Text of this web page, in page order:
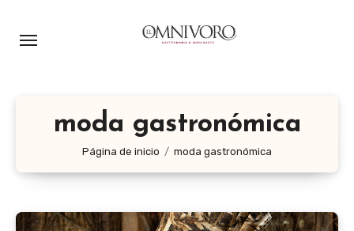
moda gastronómica
Página de inicio moda gastronómica